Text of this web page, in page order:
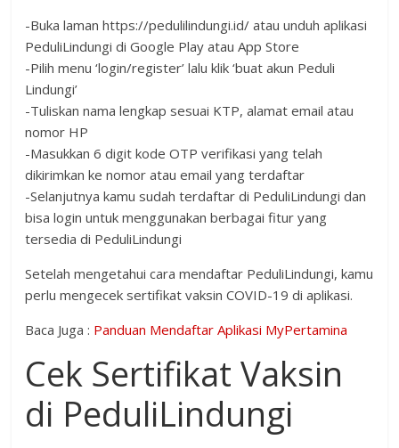
-Buka laman https://pedulilindungi.id/ atau unduh aplikasi
PeduliLindungi di Google Play atau App Store
-Pilih menu ‘login/register’ lalu klik ‘buat akun Peduli
Lindungi’
-Tuliskan nama lengkap sesuai KTP, alamat email atau
nomor HP
-Masukkan 6 digit kode OTP verifikasi yang telah
dikirimkan ke nomor atau email yang terdaftar
-Selanjutnya kamu sudah terdaftar di PeduliLindungi dan
bisa login untuk menggunakan berbagai fitur yang
tersedia di PeduliLindungi
Setelah mengetahui cara mendaftar PeduliLindungi, kamu
perlu mengecek sertifikat vaksin COVID-19 di aplikasi.
Baca Juga : Panduan Mendaftar Aplikasi MyPertamina
Cek Sertifikat Vaksin
di PeduliLindungi